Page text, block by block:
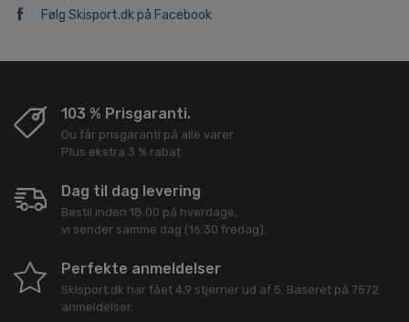
Følg Skisport.dk på Facebook
103 % Prisgaranti.
Du får prisgaranti på alle varer.
Plus ekstra 3 % rabat
Dag til dag levering
Bestil inden 18:00 på hverdage,
vi sender samme dag (16:30 fredag).
Perfekte anmeldelser
Skisport.dk har fået 4,9 stjerner ud af 5. Baseret på 7572
anmeldelser.